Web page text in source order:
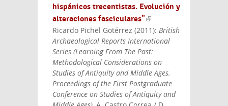
hispánicos trecentistas. Evolución y
alteraciones fasciculares"(link is
external)
Ricardo Pichel Gotérrez (2011):British
Archaeological Reports International
Series (Learning From The Past:
Methodological Considerations on
Studies of Antiquity and Middle Ages.
Proceedings of the First Postgraduate
Conference on Studies of Antiquity and